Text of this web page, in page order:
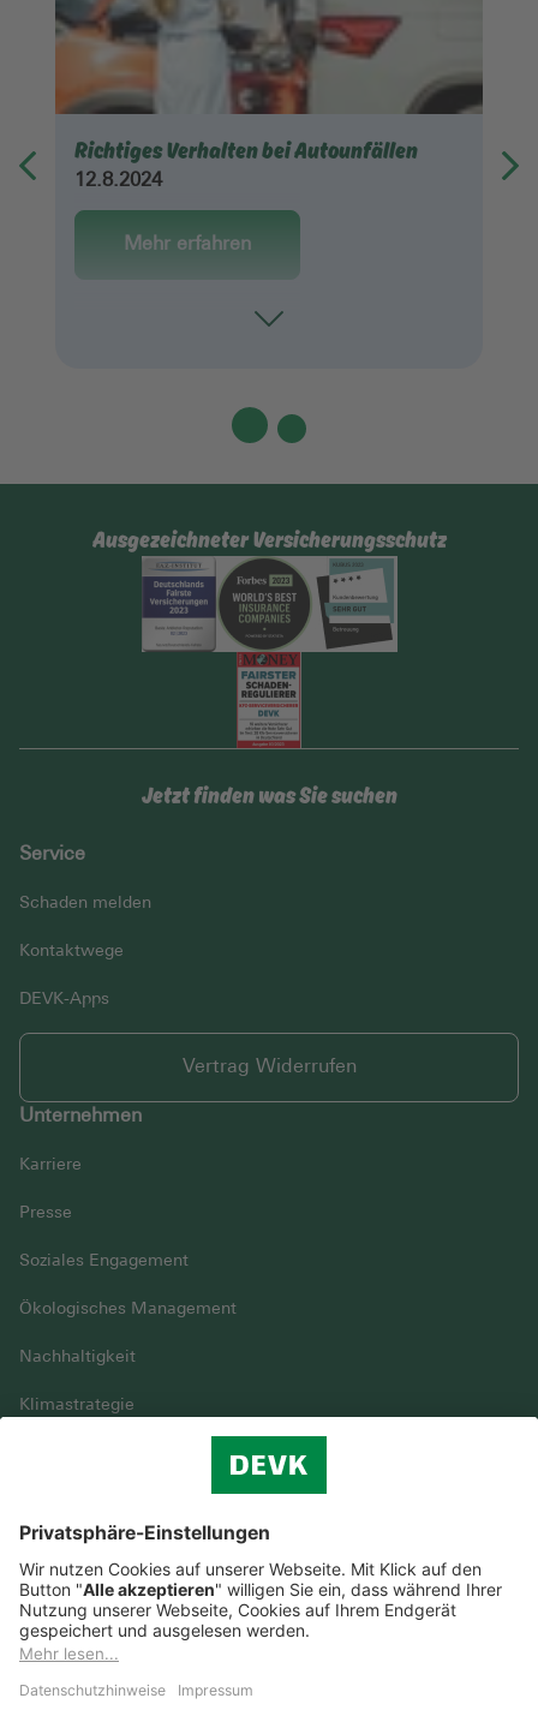
Richtiges Verhalten bei Autounfällen
12.8.2024
Mehr erfahren
Ausgezeichneter Versicherungsschutz
Jetzt finden was Sie suchen
Service
Schaden melden
Kontaktwege
DEVK-Apps
Vertrag Widerrufen
Unternehmen
Karriere
Presse
Soziales Engagement
Ökologisches Management
Nachhaltigkeit
Klimastrategie
© DEVK 2026
Streitbeilegung
Nutzungshinweise
EU-Transparenzverordnung
Cookie-Einstellungen
Barrierefreiheit